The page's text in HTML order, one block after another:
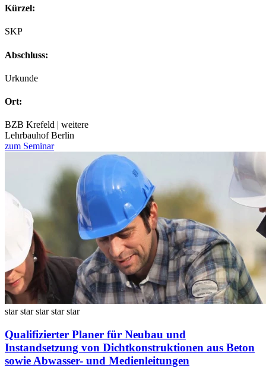
Kürzel:
SKP
Abschluss:
Urkunde
Ort:
BZB Krefeld | weitere
Lehrbauhof Berlin
zum Seminar
star star star star star
Qualifizierter Planer für Neubau und
Instandsetzung von Dichtkonstruktionen aus Beton
sowie Abwasser- und Medienleitungen